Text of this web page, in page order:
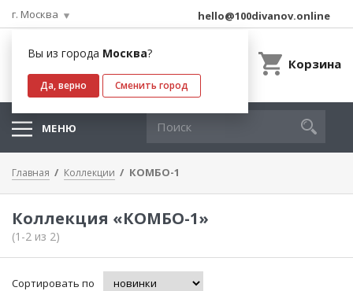
г. Москва
Вы из города Москва?
Да, верно Сменить город
hello@100divanov.online
Корзина
МЕНЮ
Главная Коллекции КОМБО-1
Коллекция «КОМБО-1»
(1-2 из 2)
Сортировать по